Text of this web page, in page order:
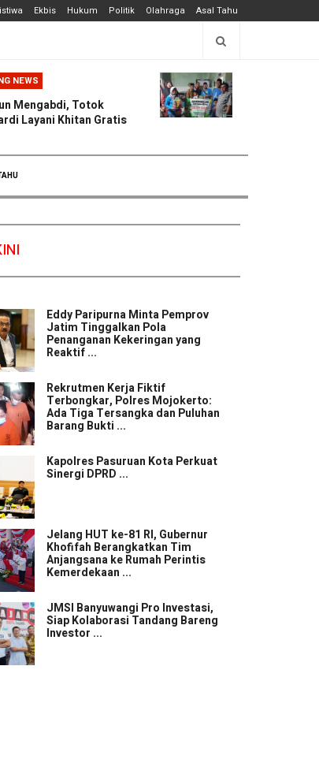
Ekbis Hukum Politik Olahraga Asal Tahu
NEWS
Mengabdi, Totok
Layani Khitan Gratis
Eddy Paripurna Minta Pemprov
Jatim Tinggalkan Pola
Penanganan Kekeringan yang
Reaktif ...
Rekrutmen Kerja Fiktif
Terbongkar, Polres Mojokerto:
Ada Tiga Tersangka dan Puluhan
Barang Bukti ...
Kapolres Pasuruan Kota Perkuat
Sinergi DPRD ...
Jelang HUT ke-81 RI, Gubernur
Khofifah Berangkatkan Tim
Anjangsana ke Rumah Perintis
Kemerdekaan ...
JMSI Banyuwangi Pro Investasi,
Siap Kolaborasi Tandang Bareng
Investor ...